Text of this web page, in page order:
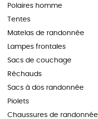
Polaires homme
Tentes
Matelas de randonnée
Lampes frontales
Sacs de couchage
Réchauds
Sacs à dos randonnée
Piolets
Chaussures de randonnée